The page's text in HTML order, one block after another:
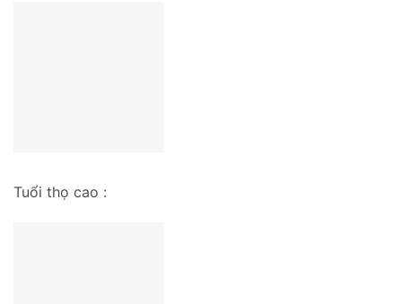
Tuổi thọ cao :